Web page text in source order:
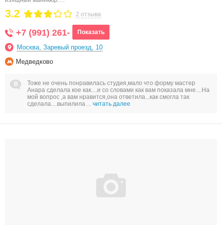
2 отзыва
3.2
+7 (991) 261- Показать
Москва, Заревый проезд, 10
Медведково
Тоже не очень понравилась студия,мало что форму мастер
Анара сделала кое как....и со словами как вам показала мне....На
мой вопрос ,а вам нравится,она ответила...как смогла так
сделала....выпилила… читать далее